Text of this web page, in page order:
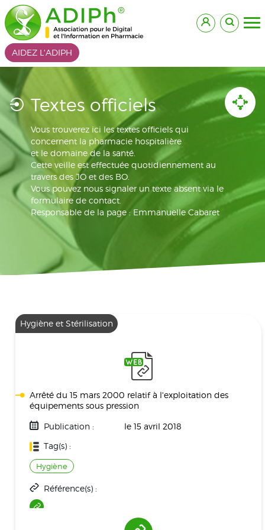
AIDEZ L'ADIPH
Textes officiels
Vous trouverez ici les textes officiels qui
concernent la pharmacie hospitalière
et le domaine de la santé.
Cette veille est effectuée quotidiennement au
travers des JO et des BO.
Vous pouvez nous signaler un texte absent via le
formulaire de contact.
Responsable de la page : Emmanuelle Cabaret
Hygiène et Stérilisation
Arrêté du 15 mars 2000 relatif à l'exploitation des
équipements sous pression
Publication :
le 15 avril 2018
Tag(s) :
Hygiène
Référence(s) :